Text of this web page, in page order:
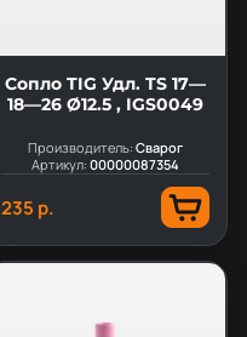
Сопло TIG Удл. TS 17—
18—26 Ø12.5 , IGS0049
Производитель:Сварог
Артикул:00000087354
235 р.